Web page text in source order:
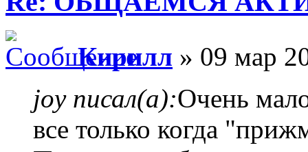
Кирилл » 09 мар
joy писал(а):Очень
все только когда